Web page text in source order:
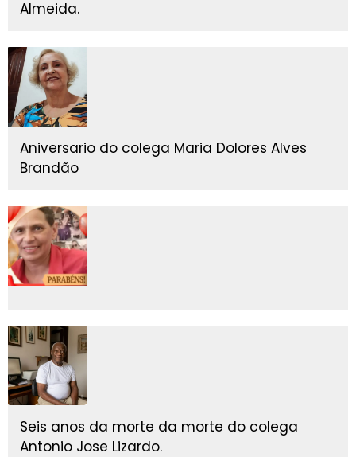
Almeida.
Aniversario do colega Maria Dolores Alves
Brandão
Seis anos da morte da morte do colega
Antonio Jose Lizardo.